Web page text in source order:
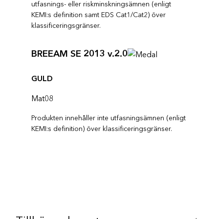
utfasnings- eller riskminskningsämnen (enligt
KEMI:s definition samt EDS Cat1/Cat2) över
klassificeringsgränser.
BREEAM SE 2013 v.2.0
GULD
Mat08
Produkten innehåller inte utfasningsämnen (enligt
KEMI:s definition) över klassificeringsgränser.